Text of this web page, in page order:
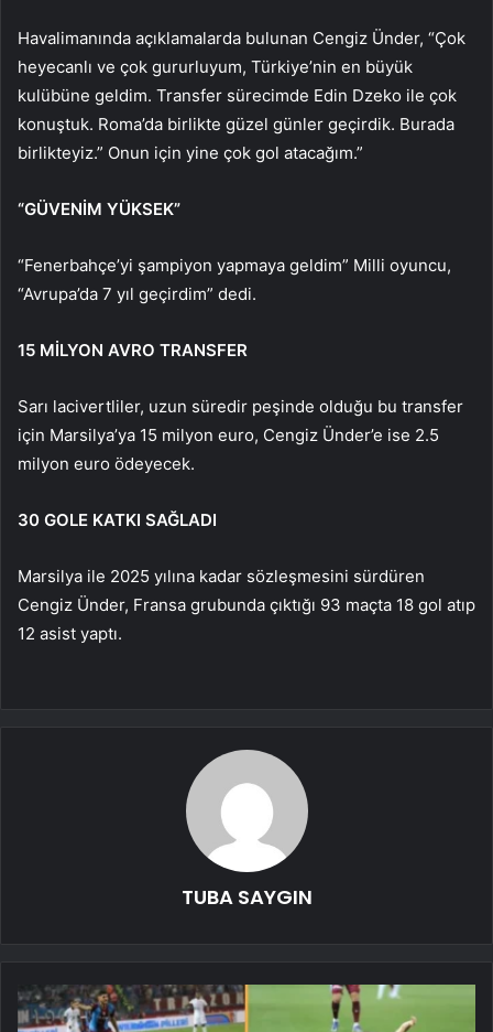
Havalimanında açıklamalarda bulunan Cengiz Ünder, “Çok
heyecanlı ve çok gururluyum, Türkiye’nin en büyük
kulübüne geldim. Transfer sürecimde Edin Dzeko ile çok
konuştuk. Roma’da birlikte güzel günler geçirdik. Burada
birlikteyiz.” Onun için yine çok gol atacağım.”
“GÜVENİM YÜKSEK”
“Fenerbahçe’yi şampiyon yapmaya geldim” Milli oyuncu,
“Avrupa’da 7 yıl geçirdim” dedi.
15 MİLYON AVRO TRANSFER
Sarı lacivertliler, uzun süredir peşinde olduğu bu transfer
için Marsilya’ya 15 milyon euro, Cengiz Ünder’e ise 2.5
milyon euro ödeyecek.
30 GOLE KATKI SAĞLADI
Marsilya ile 2025 yılına kadar sözleşmesini sürdüren
Cengiz Ünder, Fransa grubunda çıktığı 93 maçta 18 gol atıp
12 asist yaptı.
TUBA SAYGIN